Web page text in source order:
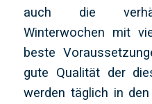
auch die
Winterwochen mit
beste
gute Qualität der
werden täglich in